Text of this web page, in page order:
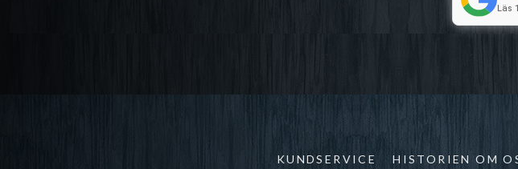
Läs
KUNDSERVICE HISTORIEN OM